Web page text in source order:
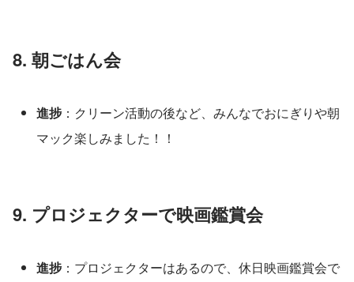
8. 朝ごはん会
進捗：クリーン活動の後など、みんなでおにぎりや朝
マック楽しみました！！
9. プロジェクターで映画鑑賞会
進捗：プロジェクターはあるので、休日映画鑑賞会で